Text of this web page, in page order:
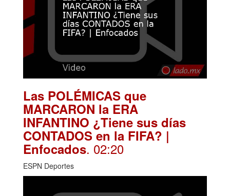
Las POLÉMICAS que
MARCARON la ERA
INFANTINO ¿Tiene sus días
CONTADOS en la FIFA? |
Enfocados. 02:20
ESPN Deportes